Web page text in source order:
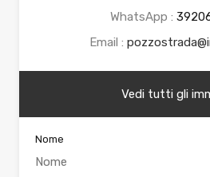
WhatsApp :
Email :
Vedi tutti gli
Nome